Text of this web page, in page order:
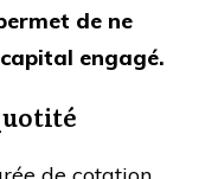
de ne
engagé.